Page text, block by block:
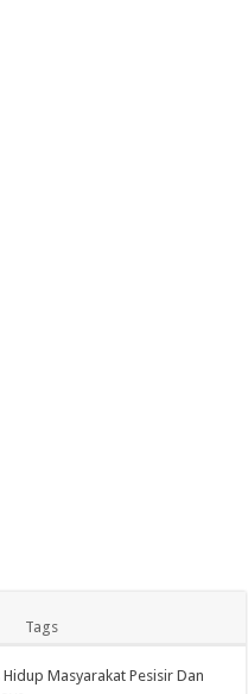
Tags
Masyarakat Pesisir Dan